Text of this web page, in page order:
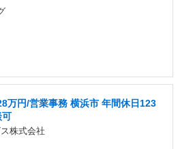
万円/営業事務 横浜市 年間休日123
可
株式会社